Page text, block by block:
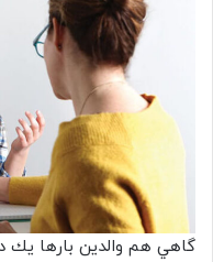
گاهي هم والدين بارها يك